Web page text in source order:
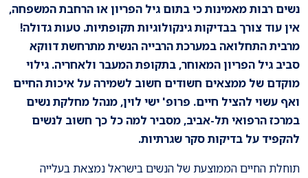
נשים רבות מאמינות כי בתום גיל הפריון או הרחבת המשפחה,
אין עוד צורך בבדיקות גינקולוגיות תקופתיות. טעות גדולה!
מרבית התחלואה במערכת הרבייה הנשית מתרחשת דווקא
סביב גיל הפריון המאוחר, בתקופת המעבר ולאחריה. גילוי
מוקדם של ממצאים חשודים חשוב לשמירה על איכות החיים
ואף עשוי להציל חיים. פרופ' ישי לוין, מנהל מחלקת נשים
במרכז הרפואי תל-אביב, מסביר למה כל כך חשוב לנשים
להקפיד על בדיקות סקר שגרתיות.
תוחלת החיים הממוצעת של הנשים בישראל נמצאת בעלייה